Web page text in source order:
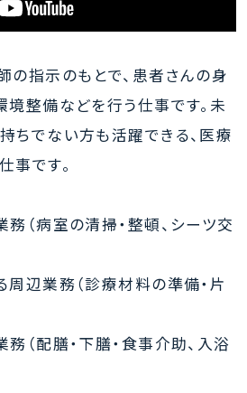
の指示のもとで、患者さんの身
境整備などを行う仕事です。未
ちでない方も活躍できる、医療
事です。
（病室の清掃・整頓、シーツ交
周辺業務（診療材料の準備・片
（配膳・下膳・食事介助、入浴